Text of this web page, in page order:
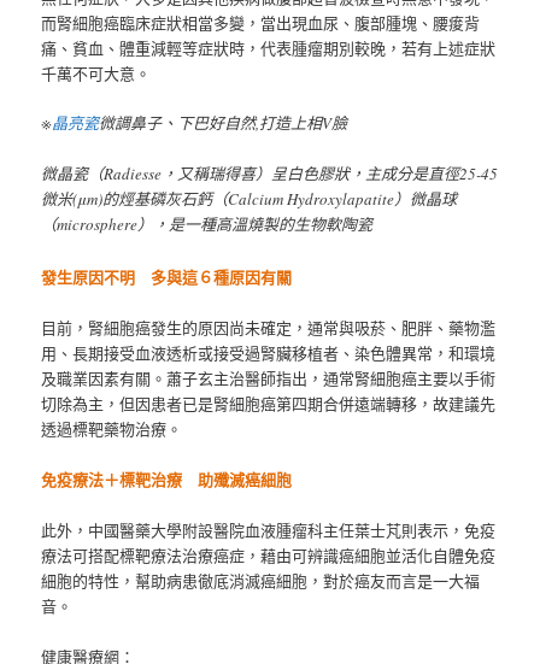
而腎細胞癌臨床症狀相當多變，當出現血尿、腹部腫塊、腰痠背
痛、貧血、體重減輕等症狀時，代表腫瘤期別較晚，若有上述症狀
千萬不可大意。
※晶亮瓷微調鼻子、下巴好自然,打造上相V臉
微晶瓷（Radiesse，又稱瑞得喜）呈白色膠狀，主成分是直徑25-45
微米(μm)的烴基磷灰石鈣（Calcium Hydroxylapatite）微晶球
（microsphere），是一種高溫燒製的生物軟陶瓷
發生原因不明 多與這６種原因有關
目前，腎細胞癌發生的原因尚未確定，通常與吸菸、肥胖、藥物濫
用、長期接受血液透析或接受過腎臟移植者、染色體異常，和環境
及職業因素有關。蕭子玄主治醫師指出，通常腎細胞癌主要以手術
切除為主，但因患者已是腎細胞癌第四期合併遠端轉移，故建議先
透過標靶藥物治療。
免疫療法＋標靶治療 助殲滅癌細胞
此外，中國醫藥大學附設醫院血液腫瘤科主任葉士芃則表示，免疫
療法可搭配標靶療法治療癌症，藉由可辨識癌細胞並活化自體免疫
細胞的特性，幫助病患徹底消滅癌細胞，對於癌友而言是一大福
音。
健康醫療網：